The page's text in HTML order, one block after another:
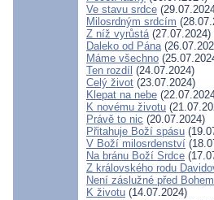
Ve stavu srdce
Milosrdným srdcím
Z níž vyrůstá(27.07.2024)
Daleko od Pána
Máme všechno
Ten rozdíl (24.07.2024)
Celý život (23.07.2024)
Klepat na nebe
K novému životu
Právě to nic (20.07.2024)
Přitahuje Boží spásu
V Boží milosrdenství
Na bránu Boží Srdce
Z královského rodu
Není záslužné před Bohem
K životu (14.07.2024)